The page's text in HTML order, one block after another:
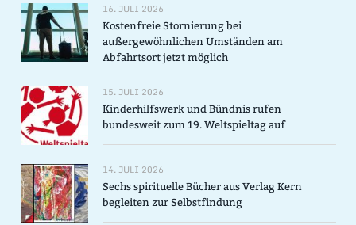
16. JULI 2026
Kostenfreie Stornierung bei
außergewöhnlichen Umständen am
Abfahrtsort jetzt möglich
15. JULI 2026
Kinderhilfswerk und Bündnis rufen
bundesweit zum 19. Weltspieltag auf
14. JULI 2026
Sechs spirituelle Bücher aus Verlag Kern
begleiten zur Selbstfindung